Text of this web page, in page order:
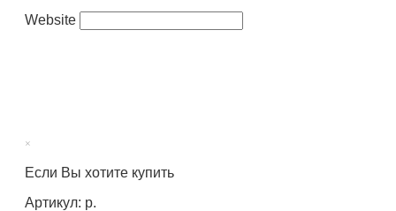
Website
×
Если Вы хотите купить
Артикул: р.